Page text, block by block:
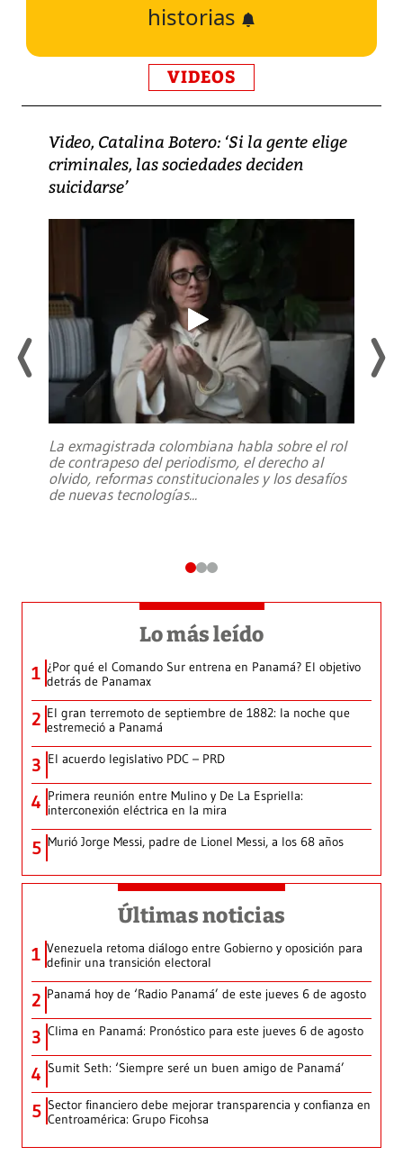
historias
VIDEOS
Video, Catalina Botero: ‘Si la gente elige
criminales, las sociedades deciden
suicidarse’
La exmagistrada colombiana habla sobre el rol
de contrapeso del periodismo, el derecho al
olvido, reformas constitucionales y los desafíos
de nuevas tecnologías...
Lo más leído
1 ¿Por qué el Comando Sur entrena en Panamá? El objetivo
detrás de Panamax
2 El gran terremoto de septiembre de 1882: la noche que
estremeció a Panamá
3 El acuerdo legislativo PDC – PRD
4 Primera reunión entre Mulino y De La Espriella:
interconexión eléctrica en la mira
5 Murió Jorge Messi, padre de Lionel Messi, a los 68 años
Últimas noticias
1 Venezuela retoma diálogo entre Gobierno y oposición para
definir una transición electoral
2 Panamá hoy de ‘Radio Panamá’ de este jueves 6 de agosto
3 Clima en Panamá: Pronóstico para este jueves 6 de agosto
4 Sumit Seth: ‘Siempre seré un buen amigo de Panamá’
5 Sector financiero debe mejorar transparencia y confianza en
Centroamérica: Grupo Ficohsa